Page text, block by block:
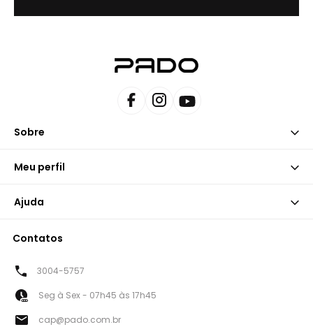
Sobre
Meu perfil
Ajuda
Contatos
3004-5757
Seg à Sex - 07h45 às 17h45
cap@pado.com.br